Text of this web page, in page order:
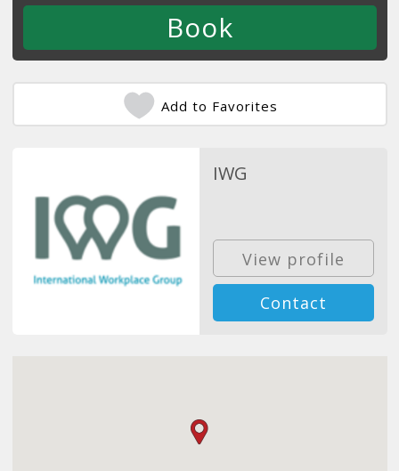
Add to Favorites
IWG
View profile
Contact